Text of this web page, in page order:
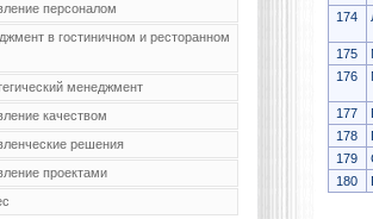
персоналом
в гостиничном и ресторанном
менеджмент
качеством
решения
проектами
174
175
176
177
178
179
180